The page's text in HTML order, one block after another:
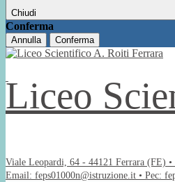
Chiudi
Conferma
Annulla Conferma
Liceo
Viale Leopardi, 64 - 44121 Ferrara (FE)
Email: feps01000n@istruzione.it • Pec: